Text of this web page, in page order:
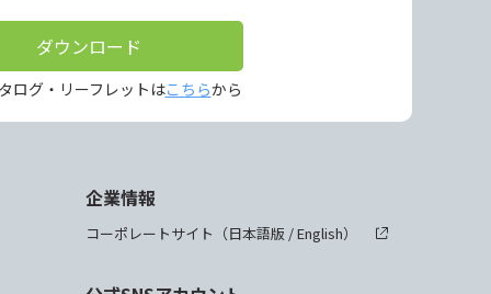
ダウンロード
ログ・リーフレットはこちらから
企業情報
コーポレートサイト（日本語版 /English）